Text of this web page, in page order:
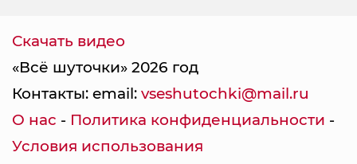
Скачать видео
«Всё шуточки» 2026 год
Контакты: email: vseshutochki@mail.ru
О нас - Политика конфиденциальности -
Условия использования